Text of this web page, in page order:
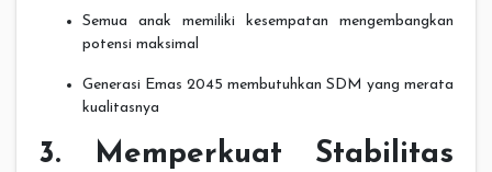
Semua anak memiliki kesempatan mengembangkan
potensi maksimal
Generasi Emas 2045 membutuhkan SDM yang merata
kualitasnya
3. Memperkuat Stabilitas